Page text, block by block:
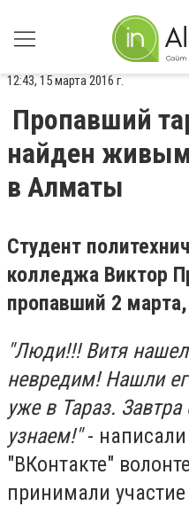
12:43, 15 марта 2016 г.
Пропавший
найден
в Алматы
Студент
колледжа Виктор
пропавший 2
"Люди!!! Витя
невредим! Нашли
уже в Тараз.
узнаем!"- написали
"ВКонтакте"
принимали